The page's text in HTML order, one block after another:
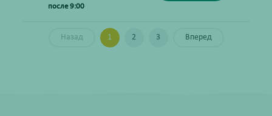
после 9:00
Назад 1 2 3 Вперед